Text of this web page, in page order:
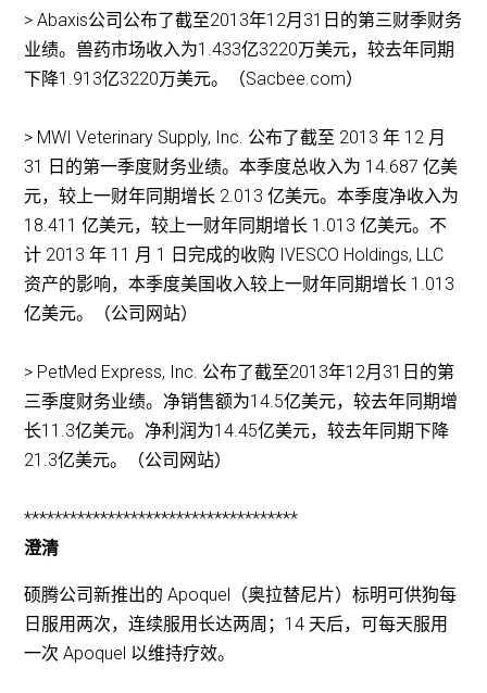
> Abaxis公司公布了截至2013年12月31日的第三财季财务
业绩。兽药市场收入为1.433亿3220万美元，较去年同期
下降1.913亿3220万美元。（Sacbee.com）
> MWI Veterinary Supply, Inc. 公布了截至 2013 年 12 月
31 日的第一季度财务业绩。本季度总收入为 14.687 亿美
元，较上一财年同期增长 2.013 亿美元。本季度净收入为
18.411 亿美元，较上一财年同期增长 1.013 亿美元。不
计 2013 年 11 月 1 日完成的收购 IVESCO Holdings, LLC
资产的影响，本季度美国收入较上一财年同期增长 1.013
亿美元。（公司网站）
> PetMed Express, Inc. 公布了截至2013年12月31日的第
三季度财务业绩。净销售额为14.5亿美元，较去年同期增
长11.3亿美元。净利润为14.45亿美元，较去年同期下降
21.3亿美元。（公司网站）
************************************
澄清
硕腾公司新推出的 Apoquel（奥拉替尼片）标明可供狗每
日服用两次，连续服用长达两周；14 天后，可每天服用
一次 Apoquel 以维持疗效。